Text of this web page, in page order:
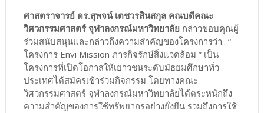
ศาสตราจารย์ ดร.สุพจน์ เตชวรสินสกุล คณบดีคณะ
วิศวกรรมศาสตร์ จุฬาลงกรณ์มหาวิทยาลัย กล่าวขอบคุณผู้
ร่วมสนับสนุนและกล่าวถึงความสำคัญของโครงการว่า.. “
โครงการ Envi Mission ภารกิจรักษ์สิ่งแวดล้อม ” เป็น
โครงการที่เปิดโอกาสให้เยาวชนระดับมัธยมศึกษาทั่ว
ประเทศได้สมัครเข้าร่วมกิจกรรม โดยทางคณะ
วิศวกรรมศาสตร์ จุฬาลงกรณ์มหาวิทยาลัยได้ตระหนักถึง
ความสำคัญของการใช้ทรัพยากรอย่างยั่งยืน รวมถึงการใช้